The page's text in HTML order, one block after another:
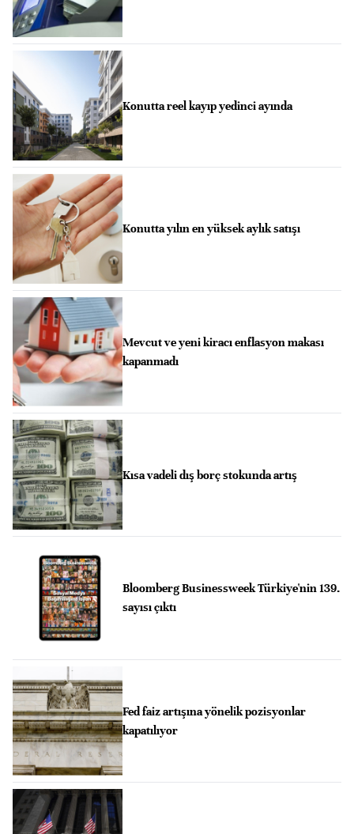
Konutta reel kayıp yedinci ayında
Konutta yılın en yüksek aylık satışı
Mevcut ve yeni kiracı enflasyon makası
kapanmadı
Kısa vadeli dış borç stokunda artış
Bloomberg Businessweek Türkiye'nin 139.
sayısı çıktı
Fed faiz artışına yönelik pozisyonlar
kapatılıyor